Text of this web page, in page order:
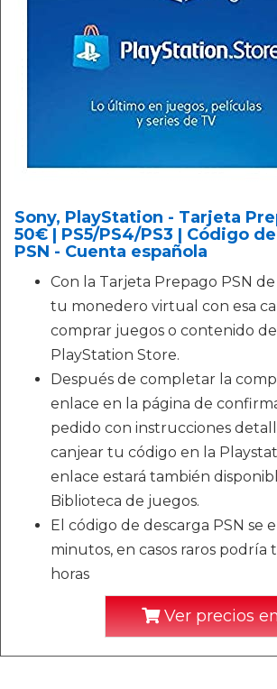
Sony, PlayStation - Tarjeta
50€ | PS5/PS4/PS3 | Código
PSN - Cuenta española
Con la Tarjeta Prepago PSN
tu monedero virtual con esa
comprar juegos o contenido
PlayStation Store.
Después de completar la
enlace en la página de
pedido con instrucciones
canjear tu código en la
enlace estará también
Biblioteca de juegos.
El código de descarga PSN se
minutos, en casos raros podría
horas
Ver precios